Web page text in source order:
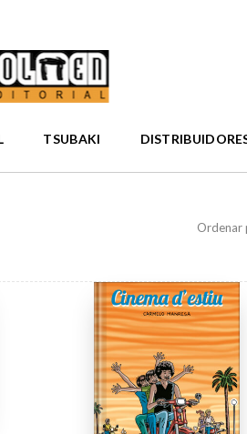
TSUBAKI
Ordenar